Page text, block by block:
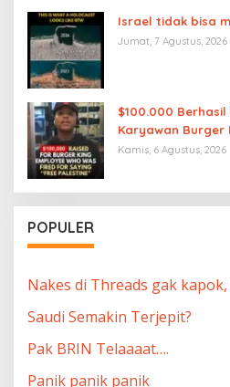
Israel tidak bisa
Jumat, 7 Agustus, 2026
$100.000
Karyawan Burger
karena
Kamis, 6 Agustus, 2026
POPULER
Nakes di Threads gak
Saudi Semakin Terjepit?
Pak BRIN Telaaaat….
Panik panik panik